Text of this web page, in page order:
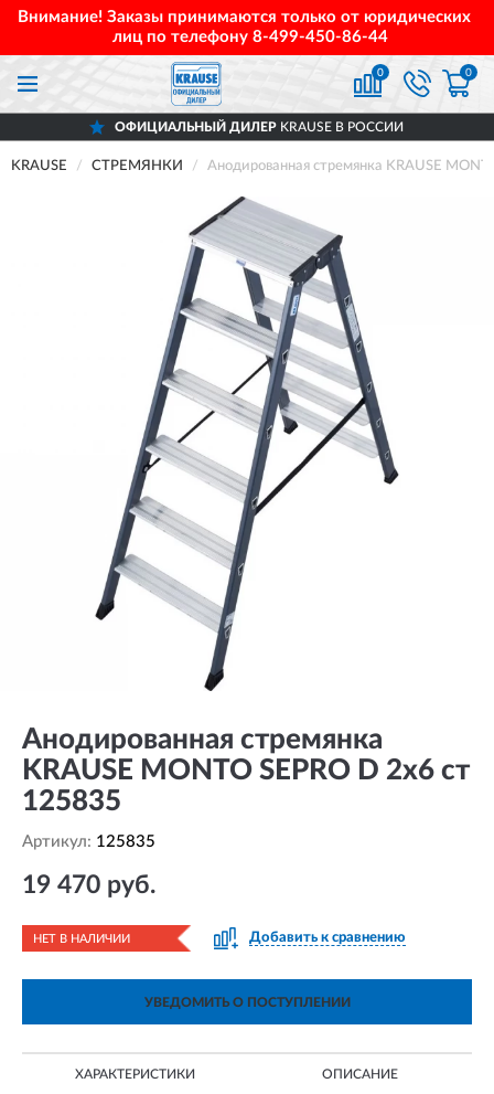
Внимание! Заказы принимаются только от юридических
лиц по телефону 8-499-450-86-44
0 0
ОФИЦИАЛЬНЫЙ ДИЛЕРKRAUSE В РОССИИ
KRAUSE СТРЕМЯНКИ Анодированная стремянка KRAUSE
Анодированная стремянка
KRAUSE MONTO SEPRO D 2х6 ст
125835
Артикул: 125835
19 470 руб.
НЕТ В НАЛИЧИИ Добавить к сравнению
УВЕДОМИТЬ О ПОСТУПЛЕНИИ
ХАРАКТЕРИСТИКИ ОПИСАНИЕ